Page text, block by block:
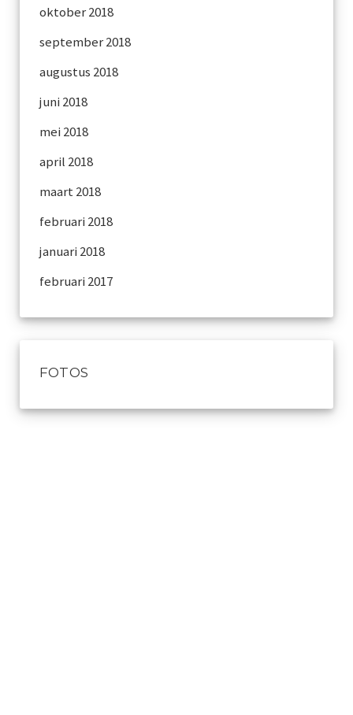
oktober 2018
september 2018
augustus 2018
juni 2018
mei 2018
april 2018
maart 2018
februari 2018
januari 2018
februari 2017
FOTOS